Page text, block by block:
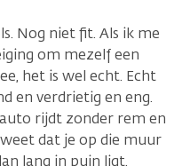
Nog niet fit. Als ik me
om mezelf een
het is wel echt. Echt
en verdrietig en eng.
rijdt zonder rem en
dat je op die muur
lang in puin ligt.